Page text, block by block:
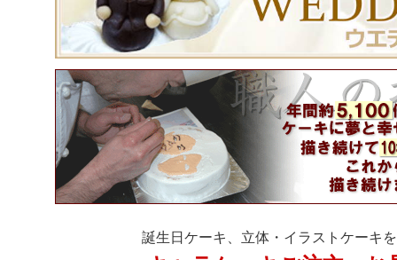
誕生日ケーキ、立体・イラストケーキ